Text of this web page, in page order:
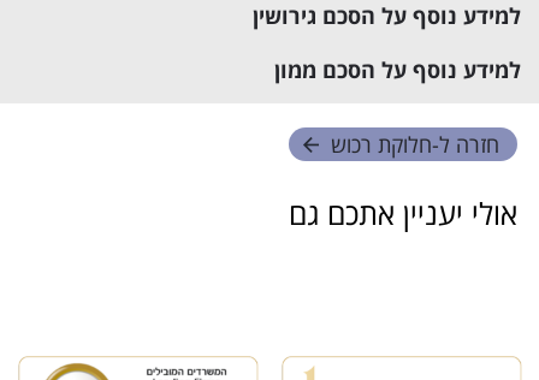
למידע נוסף על הסכם גירושין
למידע נוסף על הסכם ממון
חזרה ל-חלוקת רכוש
אולי יעניין אתכם גם